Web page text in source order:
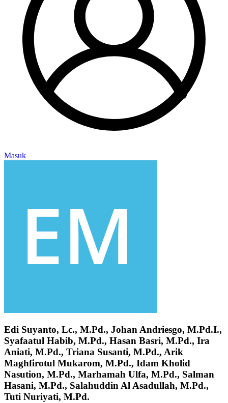
Masuk
Edi Suyanto, Lc., M.Pd., Johan Andriesgo, M.Pd.I.,
Syafaatul Habib, M.Pd., Hasan Basri, M.Pd., Ira
Aniati, M.Pd., Triana Susanti, M.Pd., Arik
Maghfirotul Mukarom, M.Pd., Idam Kholid
Nasution, M.Pd., Marhamah Ulfa, M.Pd., Salman
Hasani, M.Pd., Salahuddin Al Asadullah, M.Pd.,
Tuti Nuriyati, M.Pd.